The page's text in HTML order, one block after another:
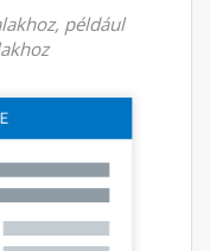
például